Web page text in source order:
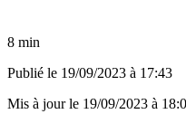
8 min
Publié le 19/09/2023 à 17:43
Mis à jour le 19/09/2023 à